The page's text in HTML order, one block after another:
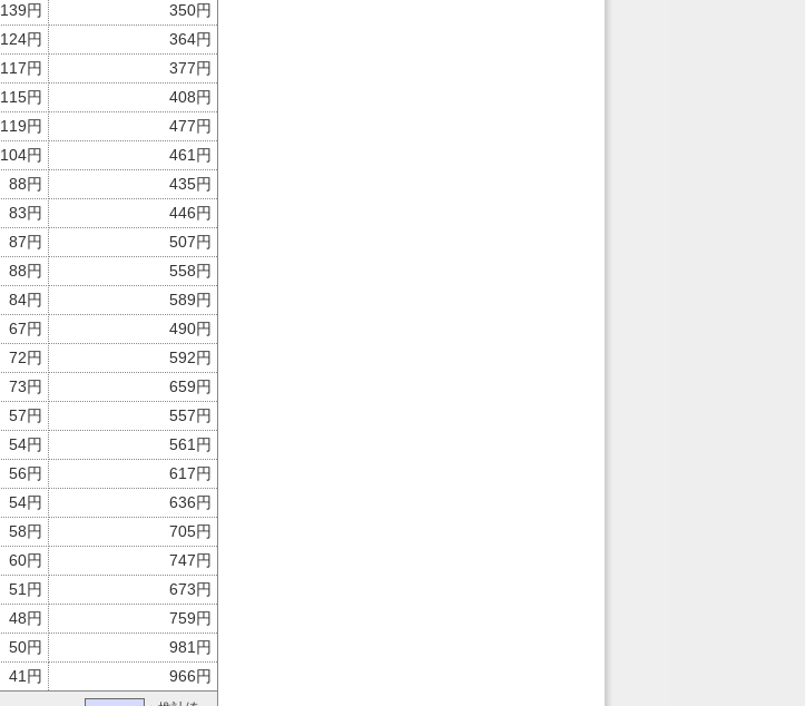
139円
350円
124円
364円
117円
377円
115円
408円
119円
477円
104円
461円
88円
435円
83円
446円
87円
507円
88円
558円
84円
589円
67円
490円
72円
592円
73円
659円
57円
557円
54円
561円
56円
617円
54円
636円
58円
705円
60円
747円
51円
673円
48円
759円
50円
981円
41円 966円